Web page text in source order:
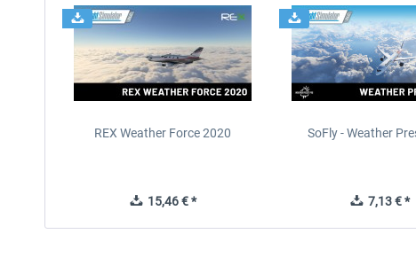
REX Weather Force 2020
15,46 € *
SoFly - Weather
7,13 € *